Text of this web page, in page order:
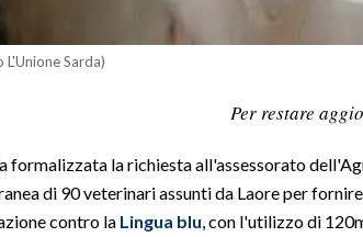
L'Unione Sarda)
Per restare
formalizzata la richiesta all'assessorato
di 90 veterinari assunti da Laore per
contro la Lingua blu, con l'utilizzo di